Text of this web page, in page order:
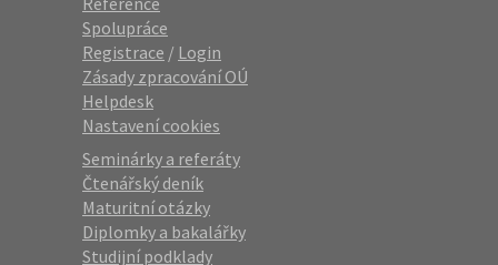
Spolupráce
Registrace / Login
Zásady zpracování OÚ
Helpdesk
Nastavení cookies
Seminárky a referáty
Čtenářský deník
Maturitní otázky
Diplomky a bakalářky
Studijní podklady